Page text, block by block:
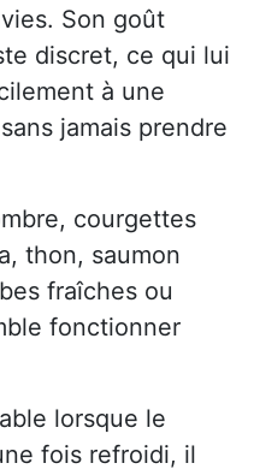
Son goût
discret, ce qui lui
à une
jamais prendre
courgettes
thon, saumon
fraîches ou
fonctionner
lorsque le
fois refroidi, il